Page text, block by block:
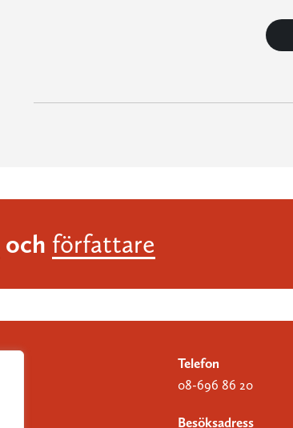
och författare
Telefon
08-696 86 20
Besöksadress